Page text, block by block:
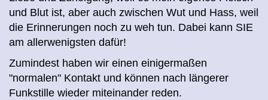
und Blut ist, aber auch zwischen Wut und Hass, weil
die Erinnerungen noch zu weh tun. Dabei kann SIE
am allerwenigsten dafür!
Zumindest haben wir einen einigermaßen
"normalen" Kontakt und können nach längerer
Funkstille wieder miteinander reden.